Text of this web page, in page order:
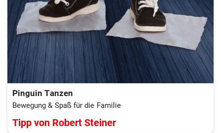
Pinguin Tanzen
Bewegung & Spaß für die Familie
Tipp von Robert Steiner